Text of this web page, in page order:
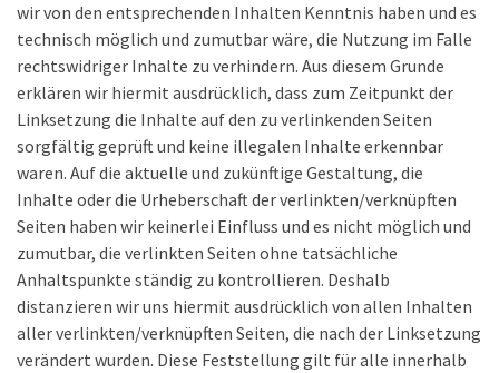
wir von den entsprechenden Inhalten Kenntnis haben und es
technisch möglich und zumutbar wäre, die Nutzung im Falle
rechtswidriger Inhalte zu verhindern. Aus diesem Grunde
erklären wir hiermit ausdrücklich, dass zum Zeitpunkt der
Linksetzung die Inhalte auf den zu verlinkenden Seiten
sorgfältig geprüft und keine illegalen Inhalte erkennbar
waren. Auf die aktuelle und zukünftige Gestaltung, die
Inhalte oder die Urheberschaft der verlinkten/verknüpften
Seiten haben wir keinerlei Einfluss und es nicht möglich und
zumutbar, die verlinkten Seiten ohne tatsächliche
Anhaltspunkte ständig zu kontrollieren. Deshalb
distanzieren wir uns hiermit ausdrücklich von allen Inhalten
aller verlinkten/verknüpften Seiten, die nach der Linksetzung
verändert wurden. Diese Feststellung gilt für alle innerhalb